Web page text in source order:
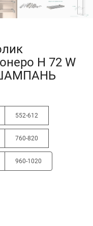
H 72 W
ШАМПАНЬ
552-612
760-820
960-1020